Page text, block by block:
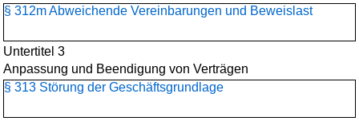
§ 312m Abweichende Vereinbarungen und Beweislast
Untertitel 3
Anpassung und Beendigung von Verträgen
§ 313 Störung der Geschäftsgrundlage